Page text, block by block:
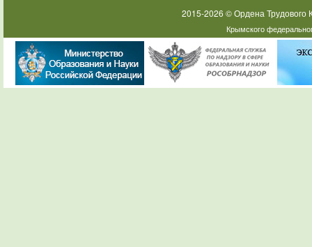
2015-2026 © Ордена
Крымского